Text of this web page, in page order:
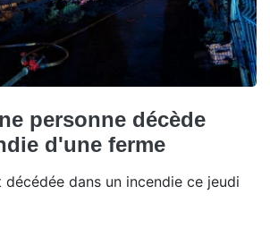
personne décède
d'une ferme
décédée dans un incendie ce jeudi